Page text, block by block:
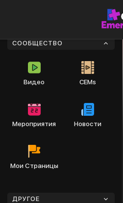
СООБЩЕСТВО
Видео CEMs
Мероприятия Новости
Мои Страницы
ДРУГОЕ